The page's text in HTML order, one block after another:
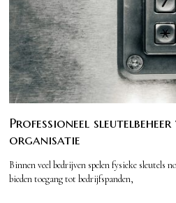
Professioneel
organisatie
Binnen veel bedrijven spelen fysieke sleutels
bieden toegang tot bedrijfspanden,